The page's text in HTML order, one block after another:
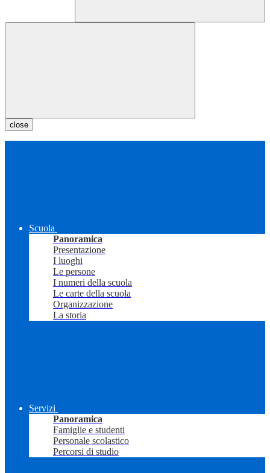
close
Scuola
Panoramica
Presentazione
I luoghi
Le persone
I numeri della scuola
Le carte della scuola
Organizzazione
La storia
Servizi
Panoramica
Famiglie e studenti
Personale scolastico
Percorsi di studio